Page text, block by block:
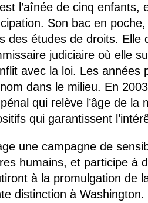
l’aînée de cinq enfants,
Son bac en
des études de droits. Elle
judiciaire où elle
avec la loi. Les années
dans le milieu. En
qui relève l’âge de la
qui garantissent
une campagne de
humains, et participe à
à la promulgation de
distinction à Washington.